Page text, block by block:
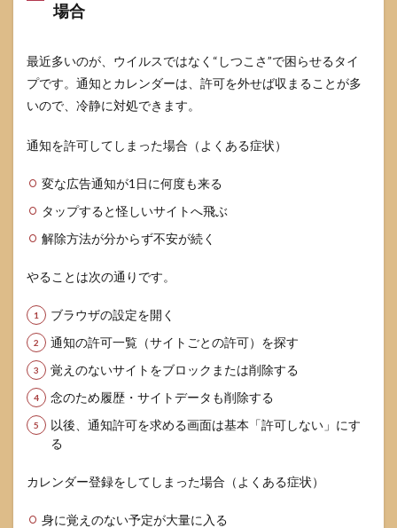
場合
最近多いのが、ウイルスではなく“しつこさ”で困らせるタイ
プです。通知とカレンダーは、許可を外せば収まることが多
いので、冷静に対処できます。
通知を許可してしまった場合（よくある症状）
変な広告通知が1日に何度も来る
タップすると怪しいサイトへ飛ぶ
解除方法が分からず不安が続く
やることは次の通りです。
ブラウザの設定を開く
通知の許可一覧（サイトごとの許可）を探す
覚えのないサイトをブロックまたは削除する
念のため履歴・サイトデータも削除する
以後、通知許可を求める画面は基本「許可しない」にす
る
カレンダー登録をしてしまった場合（よくある症状）
身に覚えのない予定が大量に入る